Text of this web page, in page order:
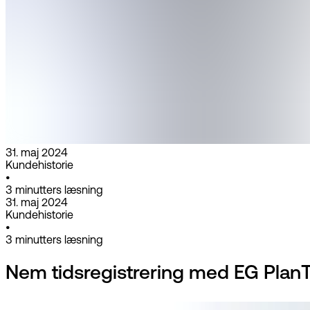
31. maj 2024
Kundehistorie
•
3 minutters læsning
31. maj 2024
Kundehistorie
•
3 minutters læsning
Nem tidsregistrering med EG